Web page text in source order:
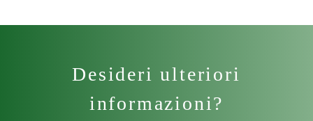
Desideri ulteriori
informazioni?